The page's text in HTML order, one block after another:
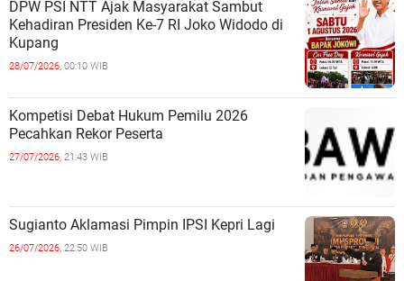
DPW PSI NTT Ajak Masyarakat Sambut
Kehadiran Presiden Ke-7 RI Joko Widodo di
Kupang
28/07/2026, 00:10 WIB
Kompetisi Debat Hukum Pemilu 2026
Pecahkan Rekor Peserta
27/07/2026, 21:43 WIB
Sugianto Aklamasi Pimpin IPSI Kepri Lagi
26/07/2026, 22:50 WIB